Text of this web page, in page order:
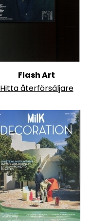
Flash Art
Hitta återförsäljare